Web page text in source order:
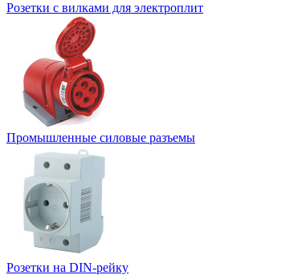
Розетки с вилками для электроплит
Промышленные силовые разъемы
Розетки на DIN-рейку